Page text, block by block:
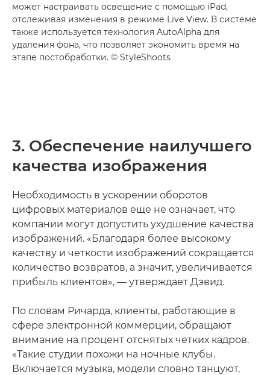
может настраивать освещение с помощью iPad,
отслеживая изменения в режиме Live View. В системе
также используется технология AutoAlpha для
удаления фона, что позволяет экономить время на
этапе постобработки. © StyleShoots
3. Обеспечение наилучшего
качества изображения
Необходимость в ускорении оборотов
цифровых материалов еще не означает, что
компании могут допустить ухудшение качества
изображений. «Благодаря более высокому
качеству и четкости изображений сокращается
количество возвратов, а значит, увеличивается
прибыль клиентов», — утверждает Дэвид.
По словам Ричарда, клиенты, работающие в
сфере электронной коммерции, обращают
внимание на процент отснятых четких кадров.
«Такие студии похожи на ночные клубы.
Включается музыка, модели словно танцуют,